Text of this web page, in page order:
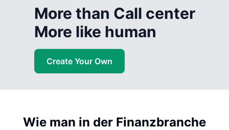
More than Call center
More like human
Create Your Own
Wie man in der Finanzbranche